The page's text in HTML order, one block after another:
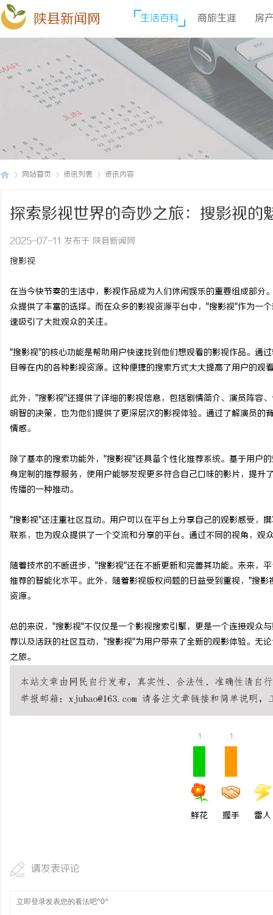
陕县新闻网 生活百科 商旅生涯 房
网站首页 资讯列表 资讯内容
探索影视世界的奇妙之旅：搜影视的
2025-07-11 发布于 陕县新闻网
搜影视
在当今快节奏的生活中，影视作品成为人们休闲娱乐的重要组成部
众提供了丰富的选择。而在众多的影视资源平台中，"搜影视"作为一
速吸引了大批观众的关注。
"搜影视"的核心功能是帮助用户快速找到他们想观看的影视作品。通
目等在内的各种影视资源。这种便捷的搜索方式大大提高了用户的
此外，"搜影视"还提供了详细的影视信息，包括剧情简介、演员阵容
明智的决策，也为他们提供了更深层次的影视体验。通过了解演员
情感。
除了基本的搜索功能外，"搜影视"还具备个性化推荐系统。基于用户
身定制的推荐服务，使用户能够发现更多符合自己口味的影片，提
传播的一种推动。
"搜影视"还注重社区互动。用户可以在平台上分享自己的观影感受，
联系，也为观众提供了一个交流和分享的平台。通过不同的视角，
随着技术的不断进步，"搜影视"还在不断更新和完善其功能。未来，
推荐的智能化水平。此外，随着影视版权问题的日益受到重视，"搜
资源。
总的来说，"搜影视"不仅仅是一个影视搜索引擎，更是一个连接观众
荐以及活跃的社区互动，"搜影视"为用户带来了全新的观影体验。无
之旅。
1
鲜花
1
握手 雷人
请发表评论
深度解析国信招投标公
势